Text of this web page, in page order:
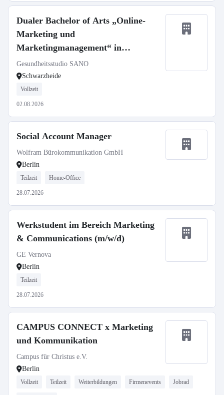
Dualer Bachelor of Arts „Online-
Marketing und
Marketingmanagement“ in
Schwarzheide
Gesundheitsstudio SANO
Schwarzheide
Vollzeit
02.08.2026
Social Account Manager
Wolfram Bürokommunikation GmbH
Berlin
Teilzeit Home-Office
28.07.2026
Werkstudent im Bereich Marketing
& Communications (m/w/d)
GE Vernova
Berlin
Teilzeit
28.07.2026
CAMPUS CONNECT x Marketing
und Kommunikation
Campus für Christus e.V.
Berlin
Vollzeit Teilzeit Weiterbildungen Firmenevents Jobrad